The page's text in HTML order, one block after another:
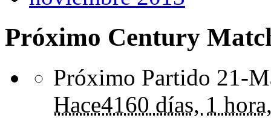
Próximo Century
Próximo Partido 21-
Hace4160 días, 1